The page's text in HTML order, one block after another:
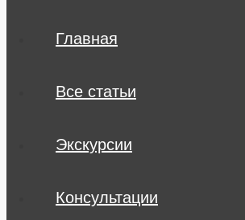
Главная
Все статьи
Экскурсии
Консультации